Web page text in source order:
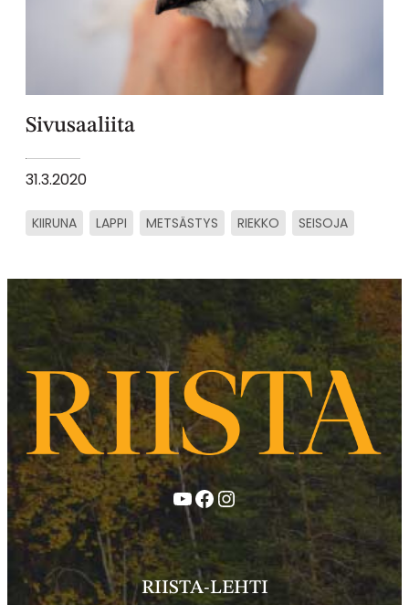
Sivusaaliita
31.3.2020
KIIRUNA LAPPI METSÄSTYS RIEKKO SEISOJA
YouTube
Facebook
Instagram
RIISTA-LEHTI